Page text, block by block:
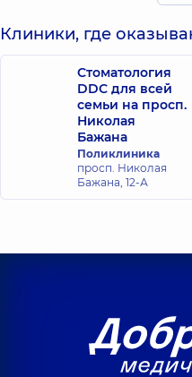
Клещ София
Александровна
Стоматолог
детский,6 лет
опыта
Демочкина
Наталья
детский,12 лет
Клиники, где
Стоматология
DDC для всей
семьи на просп.
Николая
Бажана
Поликлиника
просп. Николая
Бажана, 12-А